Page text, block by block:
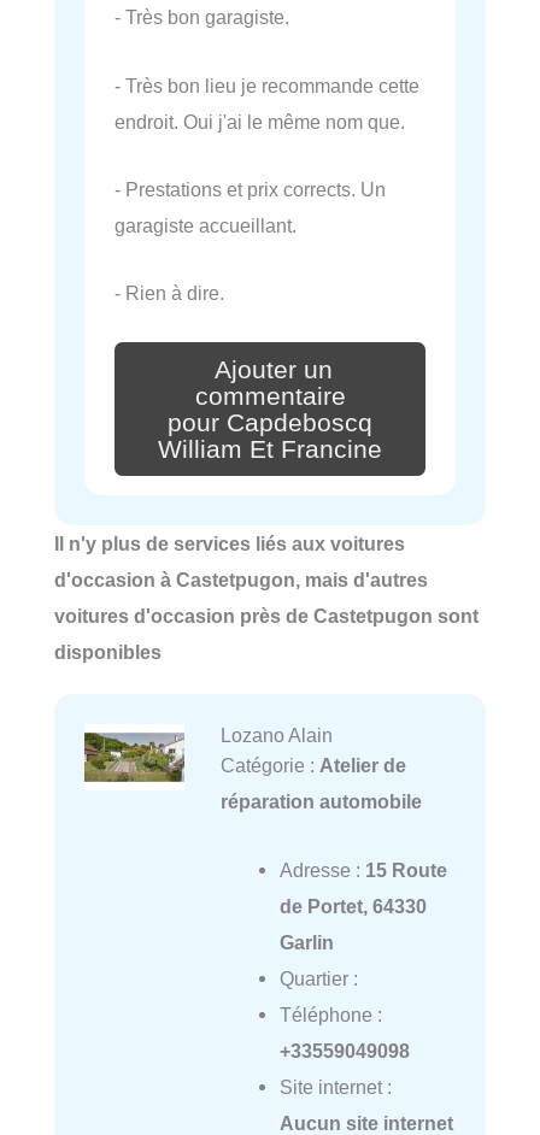
- Très bon garagiste.
- Très bon lieu je recommande cette
endroit. Oui j'ai le même nom que.
- Prestations et prix corrects. Un
garagiste accueillant.
- Rien à dire.
Ajouter un
commentaire
pour Capdeboscq
William Et Francine
Il n'y plus de services liés aux voitures
d'occasion à Castetpugon, mais d'autres
voitures d'occasion près de Castetpugon sont
disponibles
Lozano Alain
Catégorie : Atelier de
réparation automobile
Adresse : 15 Route
de Portet, 64330
Garlin
Quartier :
Téléphone :
+33559049098
Site internet :
Aucun site internet